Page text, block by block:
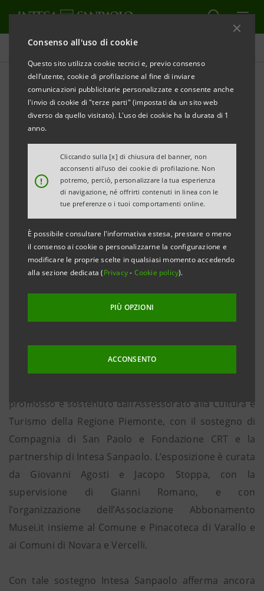
Consenso all'uso di cookie
Questo sito utilizza cookie tecnici e, previo consenso
dell’utente, cookie di profilazione al fine di inviare
comunicazioni pubblicitarie personalizzate e consente anche
l'invio di cookie di "terze parti" (impostati da un sito web
diverso da quello visitato). L'uso dei cookie ha la durata di 1
anno.
!
Cliccando sulla [x] di chiusura del banner, non
acconsenti all’uso dei cookie di profilazione. Non
potremo, perciò, personalizzare la tua esperienza
di navigazione, né offrirti contenuti in linea con le
tue preferenze o i tuoi comportamenti online.
È possibile consultare l'informativa estesa, prestare o meno
il consenso ai cookie o personalizzarne la configurazione e
modificare le proprie scelte in qualsiasi momento accedendo
alla sezione dedicata (Privacy- Cookie policy).
PIÙ OPZIONI
ACCONSENTO
Comunicati stampa
STAMPA AGGIORNA
COMUNICATO STAMPA
INTESA SANPAOLO PARTNER DELLA MOSTRA
“IL RINASCIMENTO DI GAUDENZIO FERRARI”
UN IMPEGNO PER LA CULTURA DEL NOSTRO PAESE
Torino, 30 gennaio 2018- Intesa Sanpaolo è partner
della mostra “Il Rinascimento di Gaudenzio Ferrari”,
che si svolge dal 23 marzo al 1° luglio a Vercelli e
Novara e fino al 16 settembre 2018 a Varallo Sesia, un
nuovo capitolo degli interventi della Banca sul
territorio piemontese, condividendo appieno gli
obiettivi della mostra di aprire ad un vasto pubblico
promosso e sostenuto dall’Assessorato alla Cultura e
Turismo della Regione Piemonte, con il sostegno di
Compagnia di San Paolo e Fondazione CRT e la
partnership di Intesa Sanpaolo. L’esposizione è curata
da Giovanni Agosti e Jacopo Stoppa, con la
supervisione di Gianni Romano, e con
l’organizzazione dell’Associazione Abbonamento
Musei.it insieme al Comune e Pinacoteca di Varallo e
ai Comuni di Novara e Vercelli.
Con tale sostegno Intesa Sanpaolo afferma ancora